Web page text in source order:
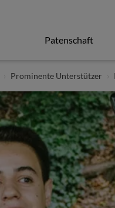
Patenschaft
Prominente Unterstützer